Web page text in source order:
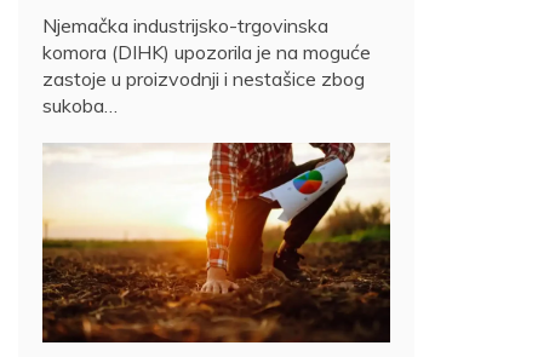
Njemačka industrijsko-trgovinska
komora (DIHK) upozorila je na moguće
zastoje u proizvodnji i nestašice zbog
sukoba…